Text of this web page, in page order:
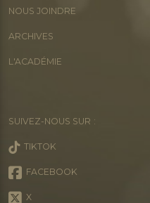
NOUS JOINDRE
ARCHIVES
L'ACADÉMIE
SUIVEZ-NOUS SUR :
TIKTOK
FACEBOOK
X